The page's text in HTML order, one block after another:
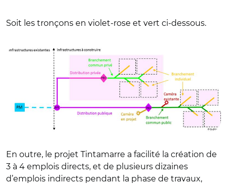
Soit les tronçons en violet-rose et vert ci-dessous.
En outre, le projet Tintamarre a facilité la création de
3 à 4 emplois directs, et de plusieurs dizaines
d’emplois indirects pendant la phase de travaux,